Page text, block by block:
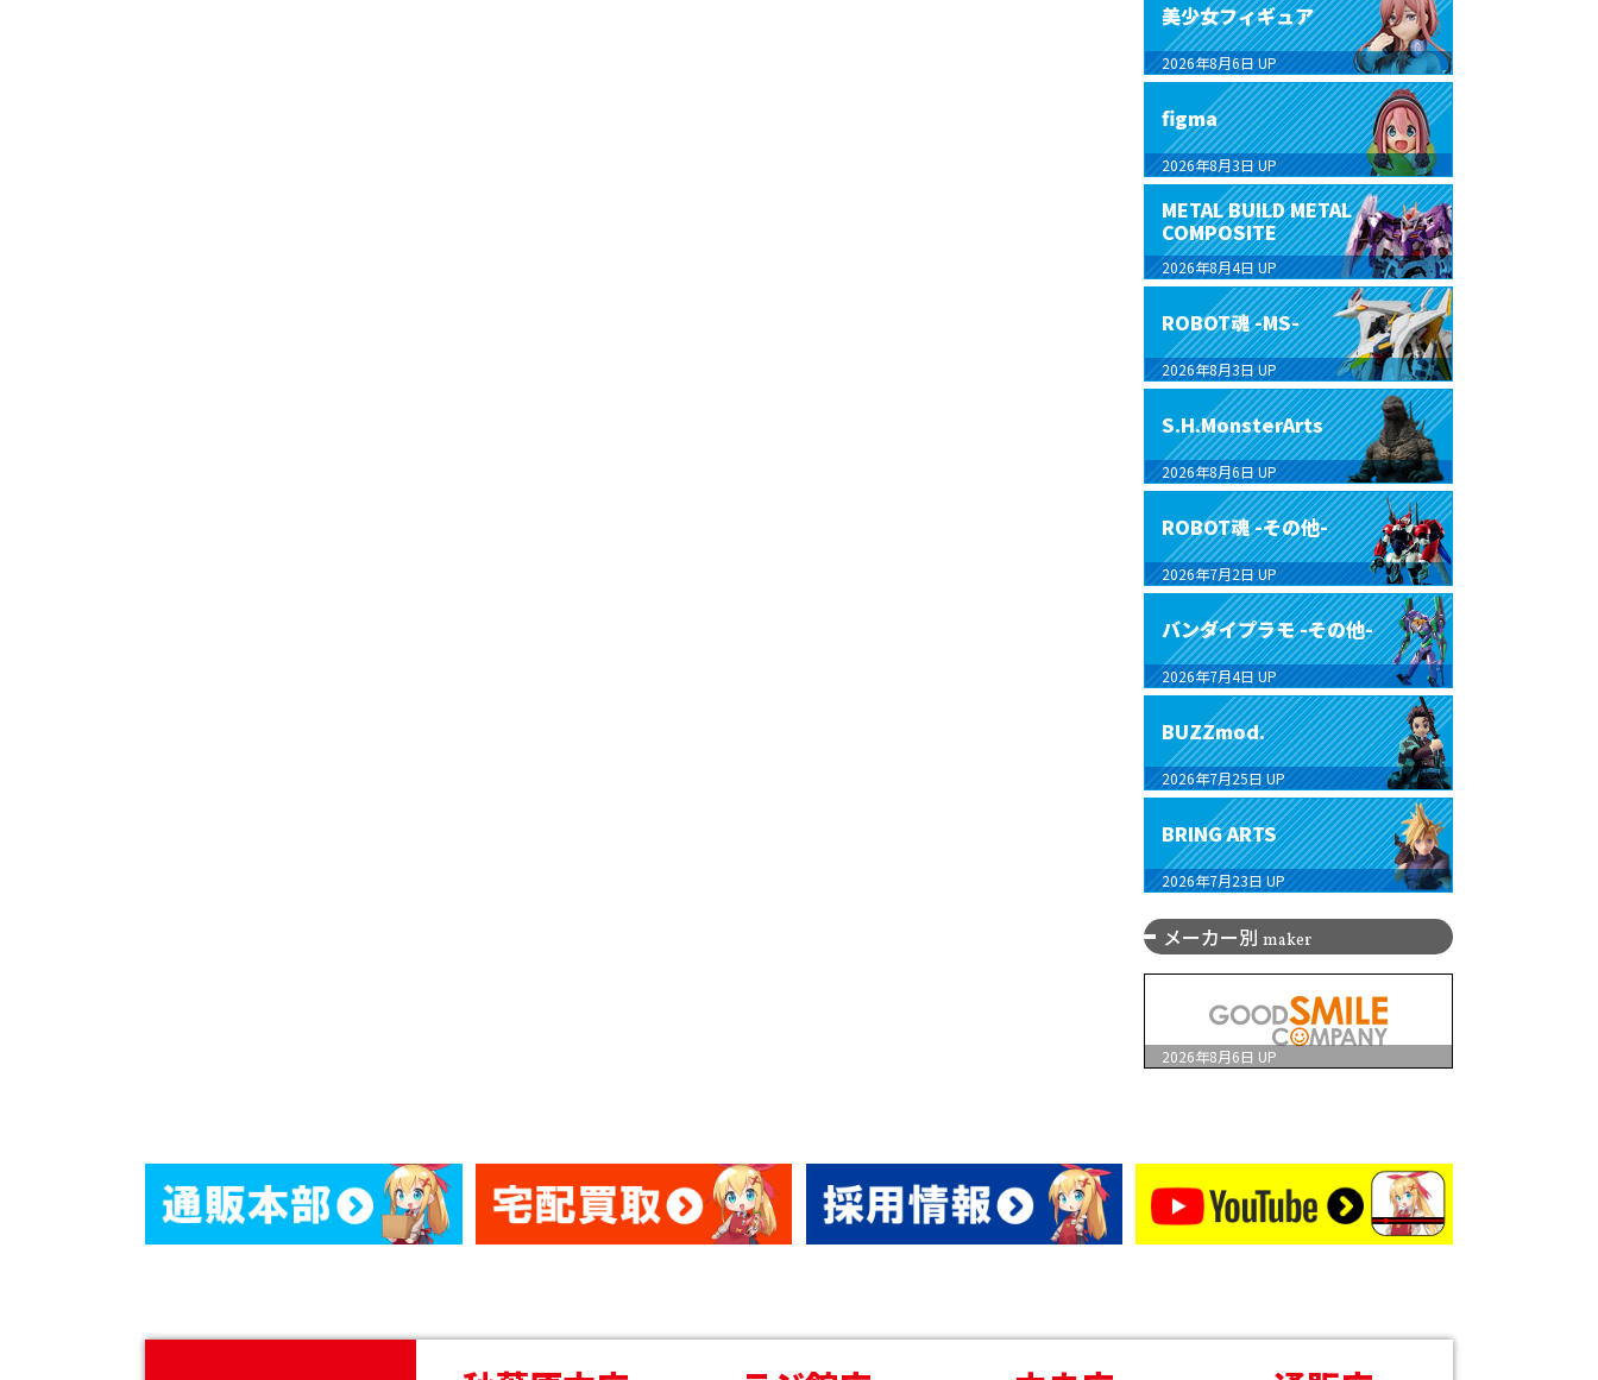
美少女フィギュア
2026年8月6日 UP
figma
2026年8月3日 UP
METAL BUILD METAL
COMPOSITE
2026年8月4日 UP
ROBOT魂 -MS-
2026年8月3日 UP
S.H.MonsterArts
2026年8月6日 UP
ROBOT魂 -その他-
2026年7月2日 UP
バンダイプラモ -その他-
2026年7月4日 UP
BUZZmod.
2026年7月25日 UP
BRING ARTS
2026年7月23日 UP
メーカー別 maker
2026年8月6日 UP